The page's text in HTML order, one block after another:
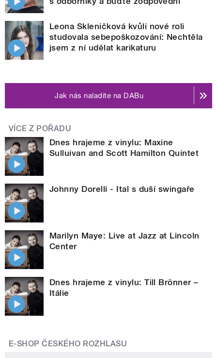
Leona Skleničková kvůli nové roli
studovala sebepoškozování: Nechtěla
jsem z ní udělat karikaturu
Jak nás naladíte na DABu
VÍCE Z POŘADU
Dnes hrajeme z vinylu: Maxine
Sulluivan and Scott Hamilton Quintet
Johnny Dorelli - Ital s duší swingaře
Marilyn Maye: Live at Jazz at Lincoln
Center
Dnes hrajeme z vinylu: Till Brönner –
Itálie
E-SHOP ČESKÉHO ROZHLASU